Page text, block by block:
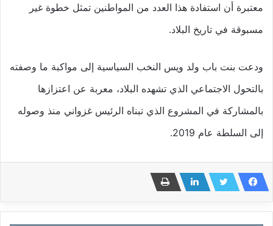
معتبرة أن استفادة هذا العدد من المواطنين تمثل خطوة غير
مسبوقة في تاريخ البلاد.
ودعت بنت باب ولد ويس النخب السياسية إلى مواكبة ما وصفته
بالتحول الاجتماعي الذي تشهده البلاد، معربة عن اعتزازها
بالمشاركة في المشروع الذي تبناه الرئيس غزواني منذ وصوله
إلى السلطة عام 2019.